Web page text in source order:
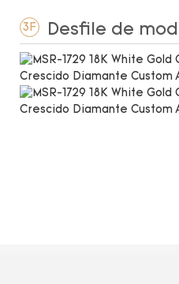
3F Desfile de